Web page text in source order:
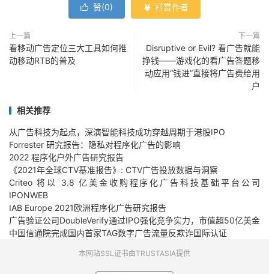
 赞(0)  打赏作者
上一篇
看移动广告定位三大工具如何推
动移动RTB的普及
下一篇
Disruptive or Evil? 看广告就能
挣钱——游戏化的看广告答题移
动应用“钱进”直接将广告费给用
户
相关推荐
从广告科技为起点，深演智能科技成功穿越周期于港股IPO
Forrester 研究报告：隐私对程序化广告的影响
2022 程序化户外广告研究报告
《2021年全球CTV基准报告》: CTV广告投放数据与洞察
Criteo 将以 3.8 亿美金收购程序化广告科技基础平台公司
IPONWEB
IAB Europe 2021欧洲程序化广告研究报告
广告验证公司DoubleVerify通过IPO强化竞争实力，市值超50亿美金
中国信通院完成国内首家TAG数字广告流量反欺诈国际认证
本网站SSL证书由TRUSTASIA提供